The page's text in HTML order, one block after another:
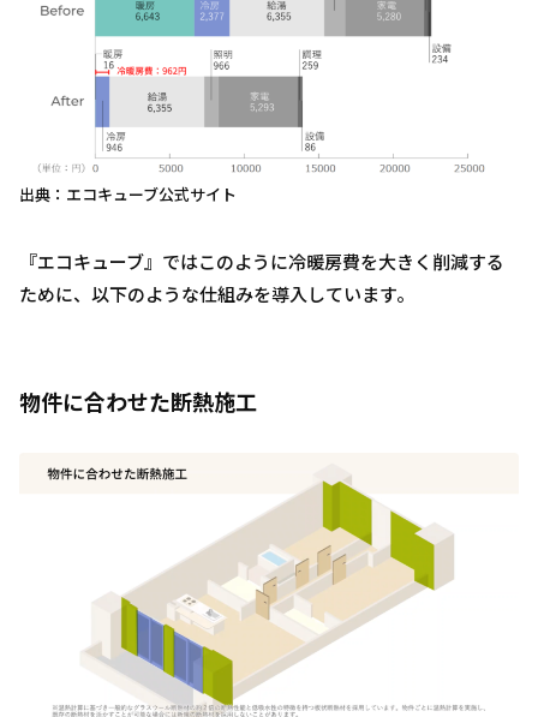
出典：エコキューブ公式サイト
『エコキューブ』ではこのように冷暖房費を大きく削減する
ために、以下のような仕組みを導入しています。
物件に合わせた断熱施工